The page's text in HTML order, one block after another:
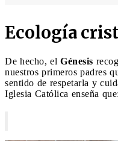
Ecología
De hecho, el Génesis
nuestros primeros padres
sentido de respetarla y
Iglesia Católica enseña que: